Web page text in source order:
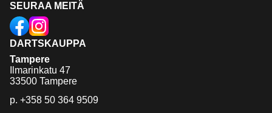
DARTSKAUPPA
Tampere
Ilmarinkatu 47
33500 Tampere
p. +358 50 364 9509
SEURAA MEITÄ